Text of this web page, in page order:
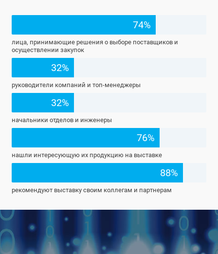
74%
лица, принимающие решения о выборе поставщиков и
осуществлении закупок
32%
руководители компаний и топ-менеджеры
32%
начальники отделов и инженеры
76%
нашли интересующую их продукцию на выставке
88%
рекомендуют выставку своим коллегам и партнерам